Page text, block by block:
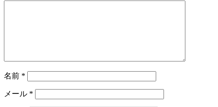
名前 *
メール *